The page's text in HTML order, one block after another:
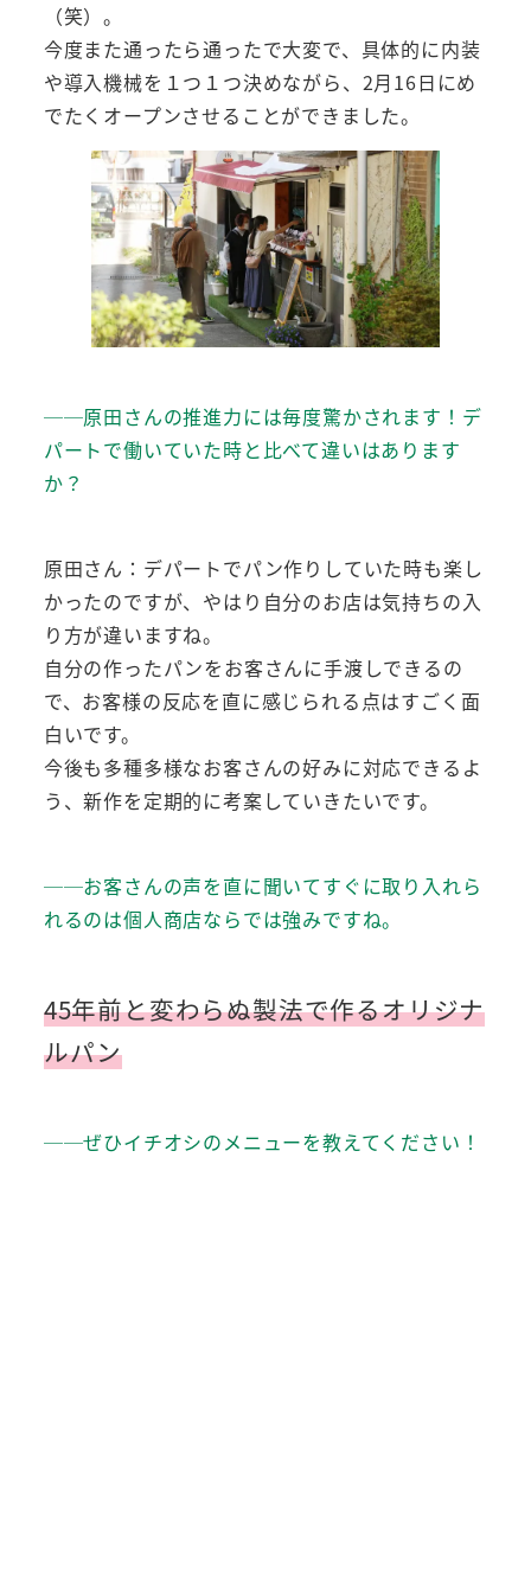
（笑）。
今度また通ったら通ったで大変で、具体的に内装
や導入機械を１つ１つ決めながら、2月16日にめ
でたくオープンさせることができました。
──原田さんの推進力には毎度驚かされます！デ
パートで働いていた時と比べて違いはあります
か？
原田さん：デパートでパン作りしていた時も楽し
かったのですが、やはり自分のお店は気持ちの入
り方が違いますね。
自分の作ったパンをお客さんに手渡しできるの
で、お客様の反応を直に感じられる点はすごく面
白いです。
今後も多種多様なお客さんの好みに対応できるよ
う、新作を定期的に考案していきたいです。
──お客さんの声を直に聞いてすぐに取り入れら
れるのは個人商店ならでは強みですね。
45年前と変わらぬ製法で作るオリジナ
ルパン
──ぜひイチオシのメニューを教えてください！